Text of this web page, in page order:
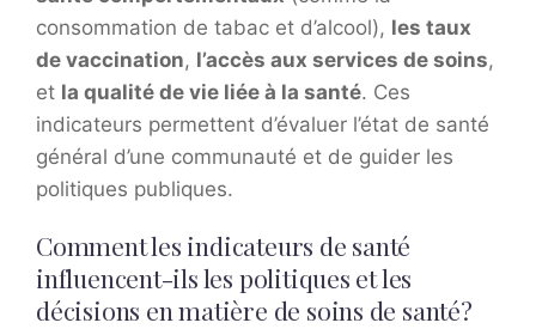
consommation de tabac et d’alcool), les taux
de vaccination, l’accès aux services de soins,
et la qualité de vie liée à la santé. Ces
indicateurs permettent d’évaluer l’état de santé
général d’une communauté et de guider les
politiques publiques.
Comment les indicateurs de santé
influencent-ils les politiques et les
décisions en matière de soins de santé?